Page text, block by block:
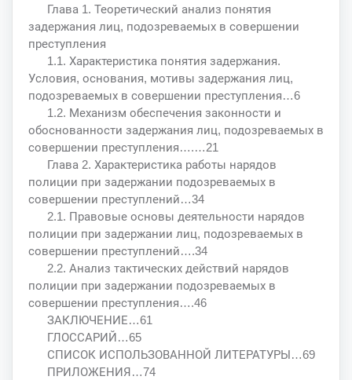
Глава 1. Теоретический анализ понятия
задержания лиц, подозреваемых в совершении
преступления
1.1. Характеристика понятия задержания.
Условия, основания, мотивы задержания лиц,
подозреваемых в совершении преступления…6
1.2. Механизм обеспечения законности и
обоснованности задержания лиц, подозреваемых в
совершении преступления….…21
Глава 2. Характеристика работы нарядов
полиции при задержании подозреваемых в
совершении преступлений…34
2.1. Правовые основы деятельности нарядов
полиции при задержании лиц, подозреваемых в
совершении преступлений….34
2.2. Анализ тактических действий нарядов
полиции при задержании подозреваемых в
совершении преступления….46
ЗАКЛЮЧЕНИЕ…61
ГЛОССАРИЙ…65
СПИСОК ИСПОЛЬЗОВАННОЙ ЛИТЕРАТУРЫ…69
ПРИЛОЖЕНИЯ…74